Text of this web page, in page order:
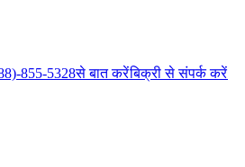
855-5328से बात करें​​बिक्री से संपर्क करें​​